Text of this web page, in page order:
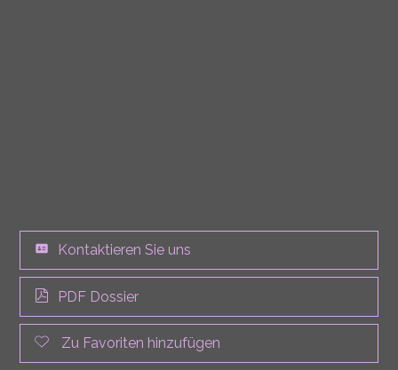
Kontaktieren Sie uns
PDF Dossier
Zu Favoriten hinzufügen